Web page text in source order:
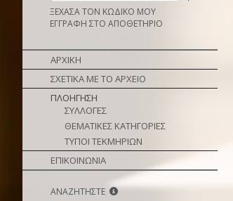
ΞΕΧΑΣΑ ΤΟΝ ΚΩΔΙΚΟ ΜΟΥ
ΕΓΓΡΑΦΗ ΣΤΟ ΑΠΟΘΕΤΗΡΙΟ
ΑΡΧΙΚΗ
ΣΧΕΤΙΚΑ ΜΕ ΤΟ ΑΡΧΕΙΟ
ΠΛΟΗΓΗΣΗ
ΣΥΛΛΟΓΕΣ
ΘΕΜΑΤΙΚΕΣ ΚΑΤΗΓΟΡΙΕΣ
ΤΥΠΟΙ ΤΕΚΜΗΡΙΩΝ
ΕΠΙΚΟΙΝΩΝΙΑ
ΑΝΑΖΗΤΗΣΤΕ